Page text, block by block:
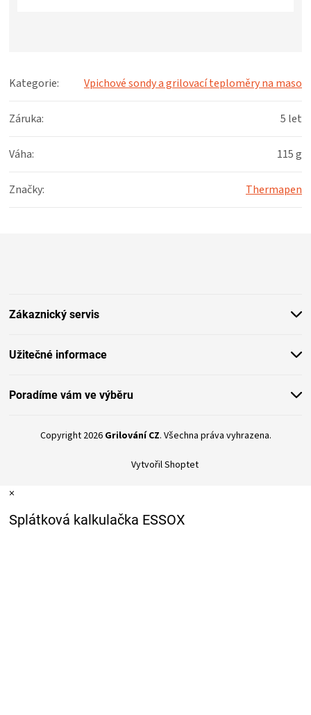
Kategorie: Vpichové sondy a grilovací teploměry na maso
Záruka: 5 let
Váha: 115 g
Značky: Thermapen
Zákaznický servis
Užitečné informace
Poradíme vám ve výběru
Vytvořil Shoptet
Copyright 2026 Grilování CZ. Všechna práva vyhrazena.
×
Splátková kalkulačka ESSOX